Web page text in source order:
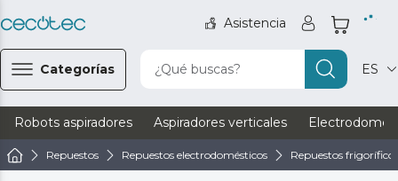
Asistencia
Categorías ¿Qué buscas? ES
Robots aspiradores Aspiradores verticales
Repuestos Repuestos electrodomésticos Repuestos frigoríficos